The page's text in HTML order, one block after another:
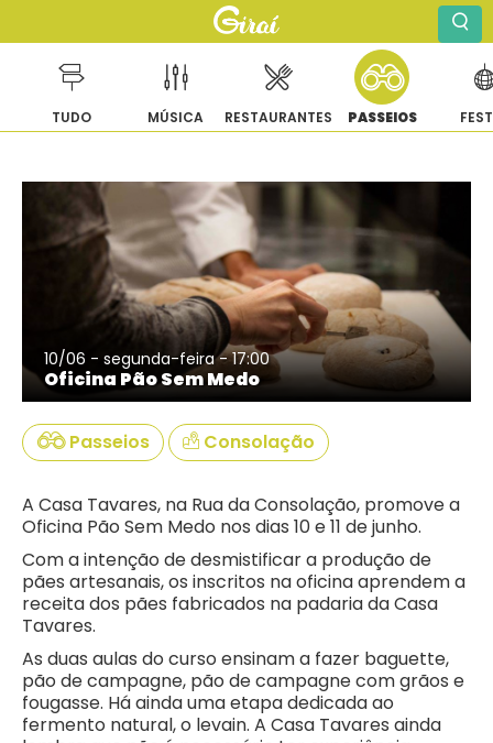
para
conteúdo
TUDO MÚSICA RESTAURANTES PASSEIOS
10/06 - segunda-feira - 17:00
Oficina Pão Sem Medo
Passeios Consolação
A Casa Tavares, na Rua da Consolação, promove a
Oficina Pão Sem Medo nos dias 10 e 11 de junho.
Com a intenção de desmistificar a produção de
pães artesanais, os inscritos na oficina aprendem a
receita dos pães fabricados na padaria da Casa
Tavares.
As duas aulas do curso ensinam a fazer baguette,
pão de campagne, pão de campagne com grãos e
fougasse. Há ainda uma etapa dedicada ao
fermento natural, o levain. A Casa Tavares ainda